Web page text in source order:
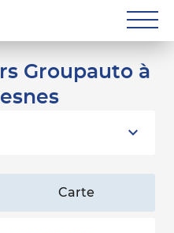
Groupauto à
Carte